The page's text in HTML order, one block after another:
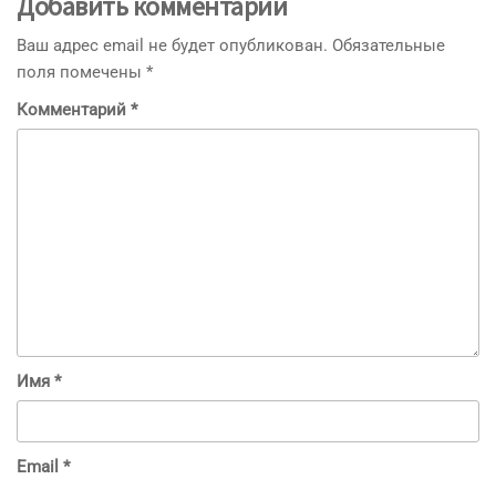
Ваш адрес email не будет опубликован. Обязательные
поля помечены *
Комментарий *
Имя *
Email *